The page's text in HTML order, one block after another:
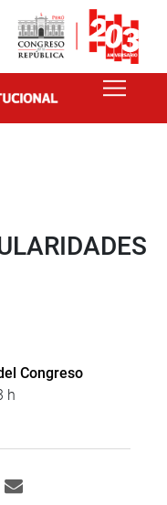
Congreso
h